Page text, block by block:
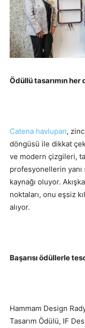
Ödüllü tasarımın her
Catena havlupan,
döngüsü ile dikkat
ve modern çizgileri,
profesyonellerin yanı
kaynağı oluyor.
noktaları, onu eşsiz
alıyor.
Başarısı ödüllerle
Hammam Design
Tasarım Ödülü, IF